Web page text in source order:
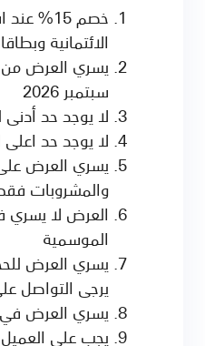
خصم
الائتمانية
سبتمبر 2026
لا يوجد حد
لا يوجد حد
يسري العرض
والمشروبات
العرض لا
الموسمية
يسري العرض
يرجى التواصل
يسري العرض
يجب على